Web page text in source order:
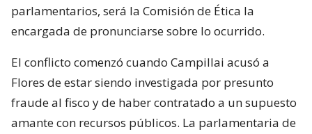
parlamentarios, será la Comisión de Ética la
encargada de pronunciarse sobre lo ocurrido.
El conflicto comenzó cuando Campillai acusó a
Flores de estar siendo investigada por presunto
fraude al fisco y de haber contratado a un supuesto
amante con recursos públicos. La parlamentaria de